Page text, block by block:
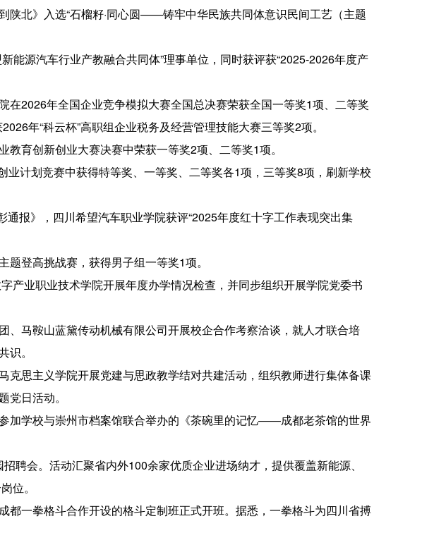
陕北》入选“石榴籽·同心圆——铸牢中华民族共同体意识民间工艺（主题
能源汽车行业产教融合共同体”理事单位，同时获评获“2025-2026年度产
在2026年全国企业竞争模拟大赛全国总决赛荣获全国一等奖1项、二等奖
年“科云杯”高职组企业税务及经营管理技能大赛三等奖2项。
育创新创业大赛决赛中荣获一等奖2项、二等奖1项。
业计划竞赛中获得特等奖、一等奖、二等奖各1项，三等奖8项，刷新学校
报》，四川希望汽车职业学院获评“2025年度红十字工作表现突出集
登高挑战赛，获得男子组一等奖1项。
产业职业技术学院开展年度办学情况检查，并同步组织开展学院党委书
、马鞍山蓝黛传动机械有限公司开展校企合作考察洽谈，就人才联合培
。
克思主义学院开展党建与思政教学结对共建活动，组织教师进行集体备课
日活动。
加学校与崇州市档案馆联合举办的《茶碗里的记忆——成都老茶馆的世界
聘会。活动汇聚省内外100余家优质企业进场纳才，提供覆盖新能源、
位。
都一拳格斗合作开设的格斗定制班正式开班。据悉，一拳格斗为四川省搏